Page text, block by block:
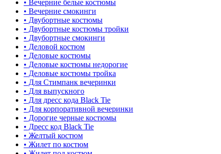
• Вечерние белые костюмы
• Вечерние смокинги
• Двубортные костюмы
• Двубортные костюмы тройки
• Двубортные смокинги
• Деловой костюм
• Деловые костюмы
• Деловые костюмы недорогие
• Деловые костюмы тройка
• Для Стимпанк вечеринки
• Для выпускного
• Для дресс кода Black Tie
• Для корпоративной вечеринки
• Дорогие черные костюмы
• Дресс код Black Tie
• Желтый костюм
• Жилет по костюм